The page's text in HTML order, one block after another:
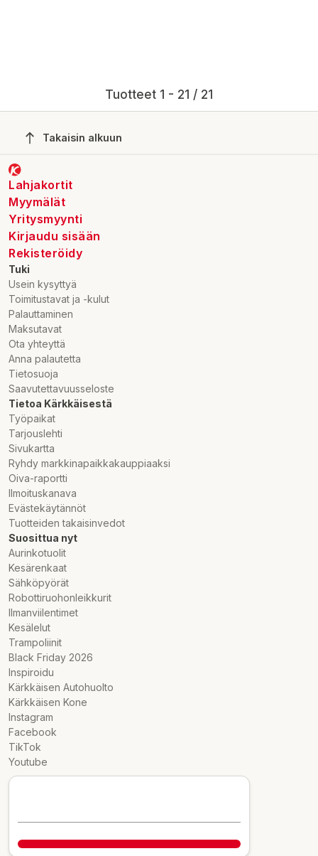
Tuotteet 1 - 21 / 21
Takaisin alkuun
Lahjakortit
Myymälät
Yritysmyynti
Kirjaudu sisään
Rekisteröidy
Tuki
Usein kysyttyä
Toimitustavat ja -kulut
Palauttaminen
Maksutavat
Ota yhteyttä
Anna palautetta
Tietosuoja
Saavutettavuusseloste
Tietoa Kärkkäisestä
Työpaikat
Tarjouslehti
Sivukartta
Ryhdy markkinapaikkakauppiaaksi
Oiva-raportti
Ilmoituskanava
Evästekäytännöt
Tuotteiden takaisinvedot
Suosittua nyt
Aurinkotuolit
Kesärenkaat
Sähköpyörät
Robottiruohonleikkurit
Ilmanviilentimet
Kesälelut
Trampoliinit
Black Friday 2026
Inspiroidu
Kärkkäisen Autohuolto
Kärkkäisen Kone
Instagram
Facebook
TikTok
Youtube